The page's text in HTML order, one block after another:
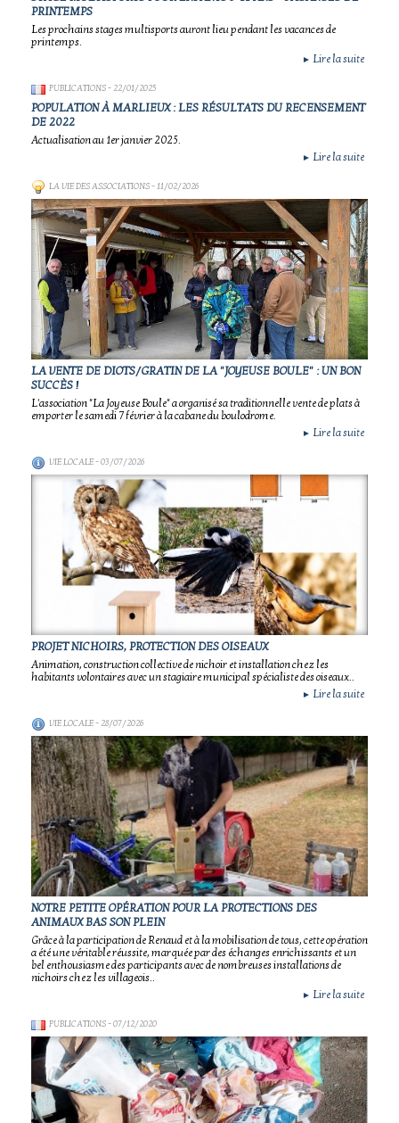
PRINTEMPS
Les prochains stages multisports auront lieu pendant les vacances de
printemps.
► Lire la suite
PUBLICATIONS- 22/01/2025
POPULATION À MARLIEUX : LES RÉSULTATS DU RECENSEMENT
DE 2022
Actualisation au 1er janvier 2025.
► Lire la suite
LA VIE DES ASSOCIATIONS- 11/02/2026
LA VENTE DE DIOTS/GRATIN DE LA "JOYEUSE BOULE" : UN BON
SUCCÈS !
L'association "La Joyeuse Boule" a organisé sa traditionnelle vente de plats à
emporter le samedi 7 février à la cabane du boulodrome.
► Lire la suite
VIE LOCALE- 03/07/2026
PROJET NICHOIRS, PROTECTION DES OISEAUX
Animation, construction collective de nichoir et installation chez les
habitants volontaires avec un stagiaire municipal spécialiste des oiseaux..
► Lire la suite
VIE LOCALE- 28/07/2026
NOTRE PETITE OPÉRATION POUR LA PROTECTIONS DES
ANIMAUX BAS SON PLEIN
Grâce à la participation de Renaud et à la mobilisation de tous, cette opération
a été une véritable réussite, marquée par des échanges enrichissants et un
bel enthousiasme des participants avec de nombreuses installations de
nichoirs chez les villageois..
► Lire la suite
PUBLICATIONS- 07/12/2020